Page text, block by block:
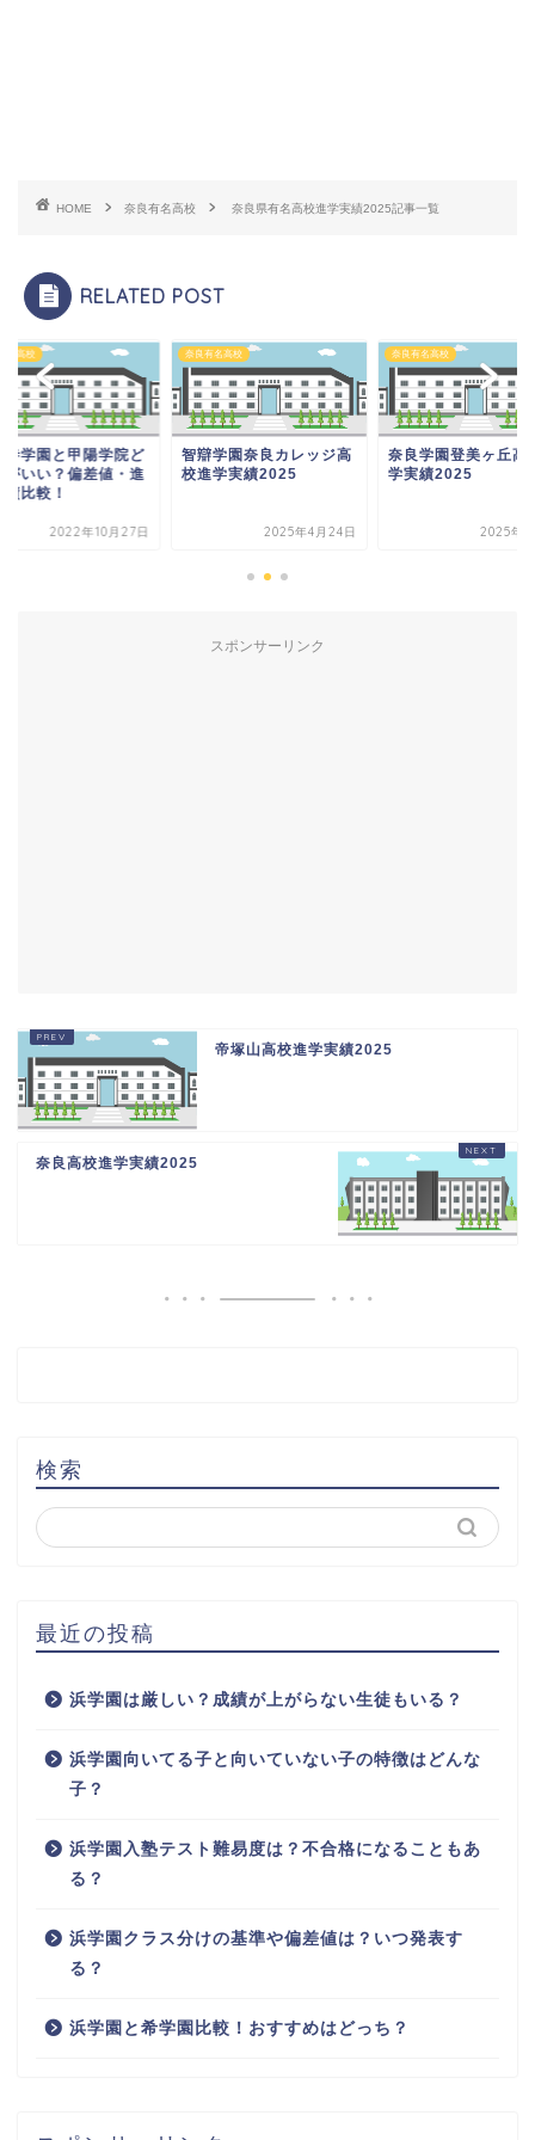
HOME 奈良有名高校 奈良県有名高校進学実績2025記事一覧
RELATED POST
名高校
寺学園と甲陽学院ど
がいい？偏差値・進
績比較！
2022年10月27日
奈良有名高校
智辯学園奈良カレッジ高
校進学実績2025
2025年4月24日
奈良有名高校
奈良学園登美ヶ丘高
学実績2025
2025年4
スポンサーリンク
帝塚山高校進学実績2025
奈良高校進学実績2025
検索
最近の投稿
浜学園は厳しい？成績が上がらない生徒もいる？
浜学園向いてる子と向いていない子の特徴はどんな
子？
浜学園入塾テスト難易度は？不合格になることもあ
る？
浜学園クラス分けの基準や偏差値は？いつ発表す
る？
浜学園と希学園比較！おすすめはどっち？